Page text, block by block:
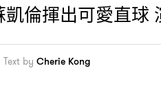
凱倫揮出可愛直球
Text by Cherie Kong